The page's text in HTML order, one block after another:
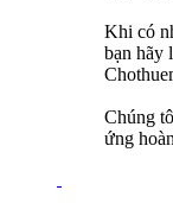
Khi có
bạn hãy
Chúng
ứng